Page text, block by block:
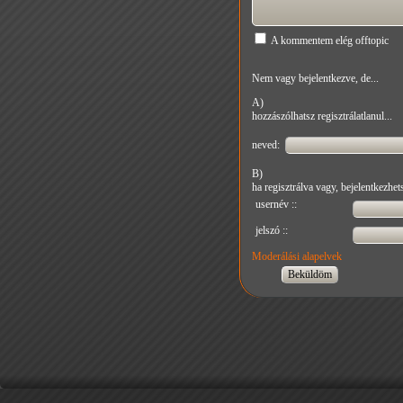
A kommentem elég offtopic
Nem vagy bejelentkezve, de...
A)
hozzászólhatsz regisztrálatlanul...
neved:
B)
ha regisztrálva vagy,
usernév ::
jelszó ::
Moderálási alapelvek